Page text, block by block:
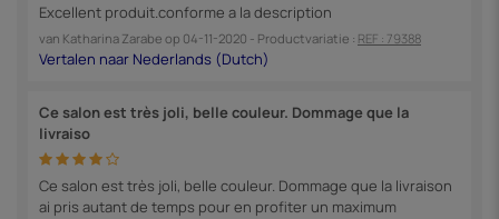
Excellent produit.conforme a la description
van Katharina Zarabe op 04-11-2020 - Productvariatie : REF : 79388
Ce salon est très joli, belle couleur. Dommage que la
livraiso
Ce salon est très joli, belle couleur. Dommage que la livraison
ai pris autant de temps pour en profiter un maximum